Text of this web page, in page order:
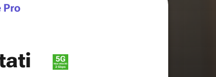
Pro